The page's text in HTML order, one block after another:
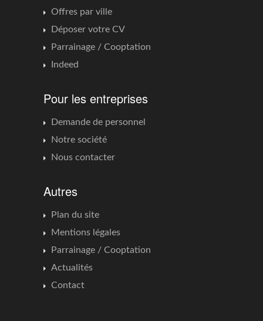
Offres par ville
Déposer votre CV
Parrainage / Cooptation
Indeed
Pour les entreprises
Demande de personnel
Notre société
Nous contacter
Autres
Plan du site
Mentions légales
Parrainage / Cooptation
Actualités
Contact